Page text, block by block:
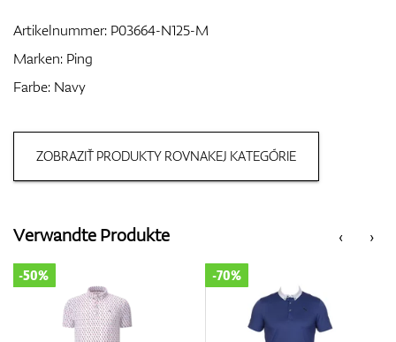
Trolleys
Zubehör
Artikelnummer: P03664-N125-M
Marken: Ping
Farbe: Navy
ZOBRAZIŤ PRODUKTY ROVNAKEJ KATEGÓRIE
‹
Verwandte Produkte ›
-50% -70%